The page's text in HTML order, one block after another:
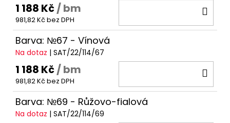
1 188 Kč/ bm
981,82 Kč bez DPH
Barva: №67 - Vínová
Na dotaz | SAT/22/114/67
1 188 Kč/ bm
981,82 Kč bez DPH
Barva: №69 - Růžovo-fialová
Na dotaz | SAT/22/114/69